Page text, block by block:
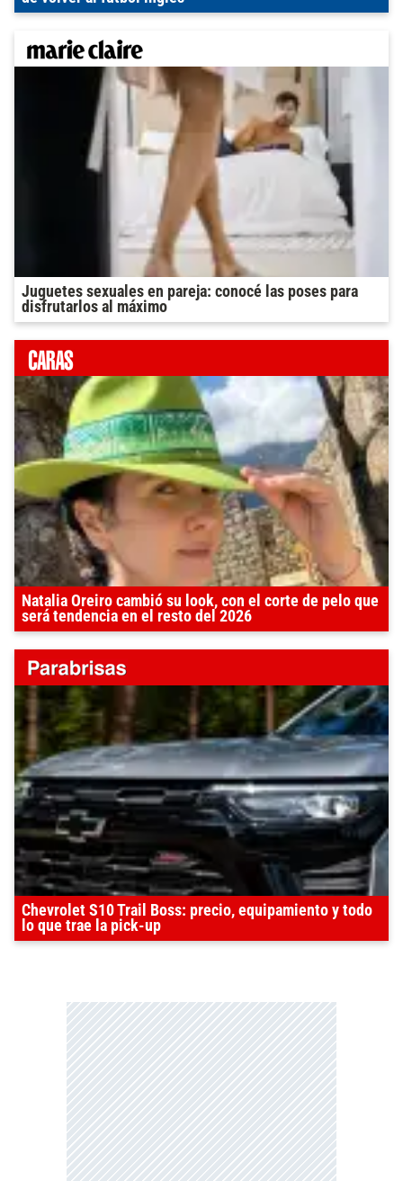
Juguetes sexuales en pareja: conocé las poses para
disfrutarlos al máximo
Natalia Oreiro cambió su look, con el corte de pelo que
será tendencia en el resto del 2026
Chevrolet S10 Trail Boss: precio, equipamiento y todo
lo que trae la pick-up